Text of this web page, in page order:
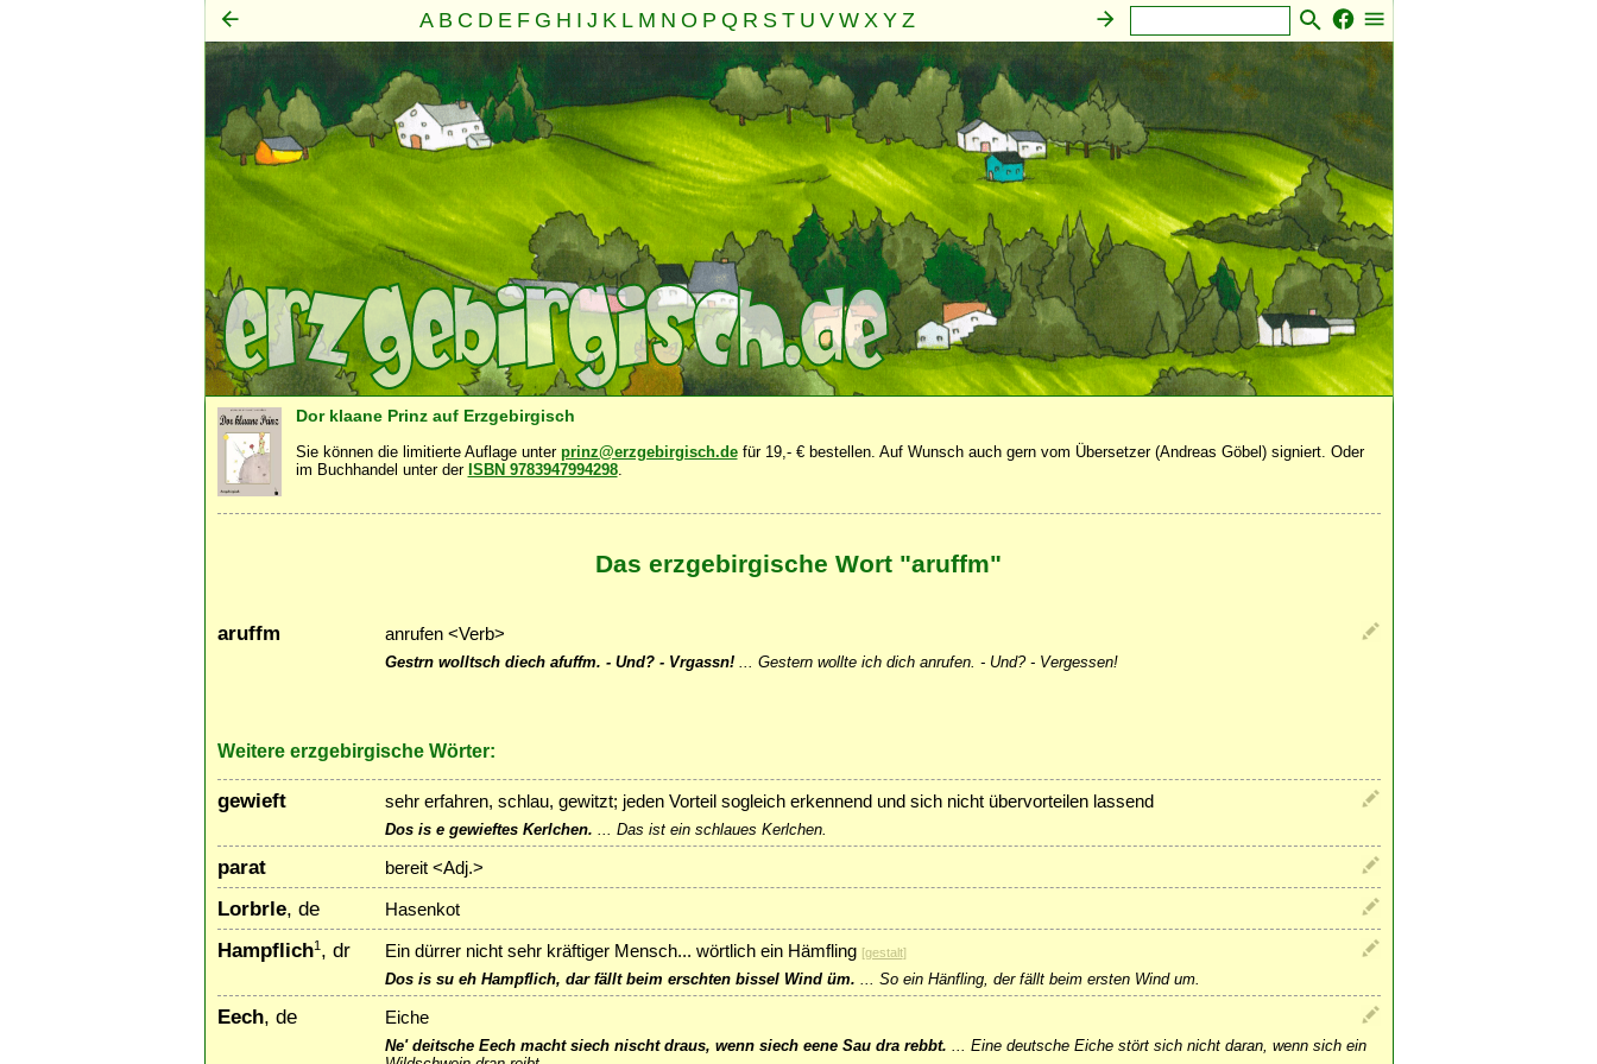
A B C D E F G H I J K L M N O P Q R S T U V W X Y Z
Mensch
Seele Geist · Familie Gemeinschaft· Nahrung · Natur·Sonstiges
Dor klaane Prinz auf Erzgebirgisch
Sie können die limitierte Auflage unter prinz@erzgebirgisch.defür 19,- € bestellen. Auf Wunsch auch gern vom Übersetzer (Andreas Göbel) signiert. Oder
im Buchhandel unter der ISBN 9783947994298.
Das erzgebirgische Wort "aruffm"
aruffm anrufen <Verb>
Gestrn wolltsch diech afuffm. - Und? - Vrgassn!... Gestern wollte ich dich anrufen. - Und? - Vergessen!
Weitere erzgebirgische Wörter:
gewieft sehr erfahren, schlau, gewitzt; jeden Vorteil sogleich erkennend und sich nicht übervorteilen lassend
Dos is e gewieftes Kerlchen. Das ist ein schlaues Kerlchen.
parat bereit <Adj.>
Lorbrle, de Hasenkot
Hampflich1, dr Ein dürrer nicht sehr kräftiger Mensch... wörtlich ein Hämfling [gestalt]
Dos is su eh Hampflich, dar fällt beim erschten bissel Wind üm. So ein Hänfling, der fällt beim ersten Wind um.
Eech, de Eiche
Ne' deitsche Eech macht siech nischt draus, wenn siech eene Sau dra rebbt. ... Eine deutsche Eiche stört sich nicht daran, wenn sich ein